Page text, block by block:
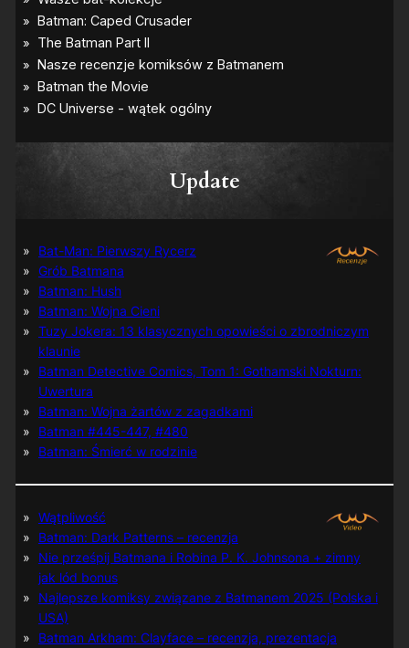
Update
Bat-Man: Pierwszy Rycerz
Grób Batmana
Batman: Hush
Batman: Wojna Cieni
Tuzy Jokera: 13 klasycznych opowieści o zbrodniczym
klaunie
Batman Detective Comics, Tom 1: Gothamski Nokturn:
Uwertura
Batman: Wojna żartów z zagadkami
Batman #445-447, #480
Batman: Śmierć w rodzinie
Wątpliwość
Batman: Dark Patterns – recenzja
Nie prześpij Batmana i Robina P. K. Johnsona + zimny
jak lód bonus
Najlepsze komiksy związane z Batmanem 2025 (Polska i
USA)
Batman Arkham: Clayface – recenzja, prezentacja